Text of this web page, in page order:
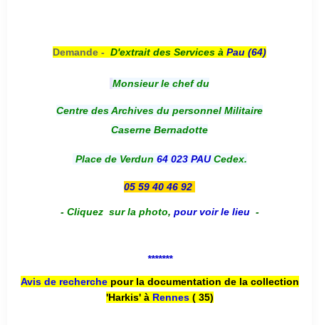
Demande - D'extrait des Services à Pau (64)
Monsieur le chef du
Centre des Archives du personnel Militaire
Caserne Bernadotte
Place de Verdun 64 023 PAUCedex.
05 59 40 46 92
- Cliquez sur la photo, pour voir le lieu -
*******
Avis de recherche pour la documentation de la collection
'Harkis' à Rennes( 35)